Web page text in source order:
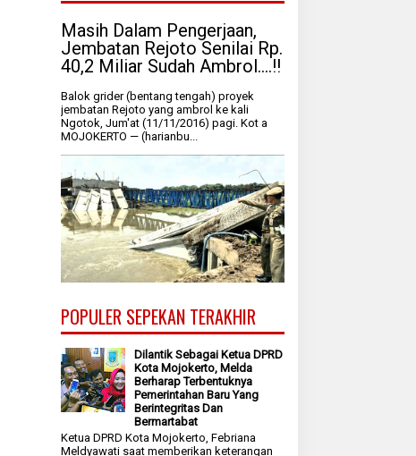
Masih Dalam Pengerjaan,
Jembatan Rejoto Senilai Rp.
40,2 Miliar Sudah Ambrol....!!
Balok grider (bentang tengah) proyek
jembatan Rejoto yang ambrol ke kali
Ngotok, Jum'at (11/11/2016) pagi. Kot a
MOJOKERTO — (harianbu...
POPULER SEPEKAN TERAKHIR
Dilantik Sebagai Ketua DPRD
Kota Mojokerto, Melda
Berharap Terbentuknya
Pemerintahan Baru Yang
Berintegritas Dan
Bermartabat
Ketua DPRD Kota Mojokerto, Febriana
Meldyawati saat memberikan keterangan